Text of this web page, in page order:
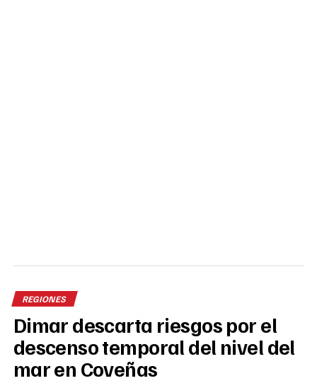
REGIONES
Dimar descarta riesgos por el
descenso temporal del nivel del
mar en Coveñas